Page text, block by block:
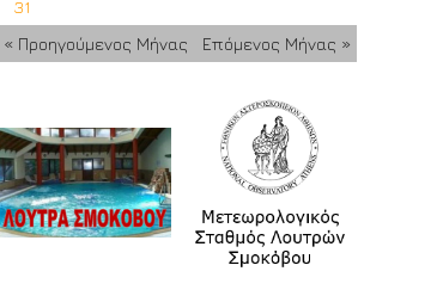
31
« Προηγούμενος Μήνας
Επόμενος Μήνας »